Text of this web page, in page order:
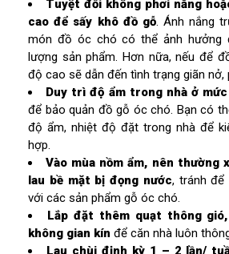
Tuyệt đối không phơi nắng
cao để sấy khô đồ gỗ. Ánh nắng
món đồ óc chó có thể ảnh hưởng
lượng sản phẩm. Hơn nữa, nếu để
độ cao sẽ dẫn đến tình trạng giãn nở,
Duy trì độ ẩm trong nhà ở
để bảo quản đồ gỗ óc chó. Bạn có
độ ẩm, nhiệt độ đặt trong nhà để
hợp.
Vào mùa nồm ẩm, nên thường
lau bề mặt bị đọng nước, tránh để
với các sản phẩm gỗ óc chó.
Lắp đặt thêm quạt thông
không gian kín để căn nhà luôn
Lau chùi định kỳ 1 – 2 lần/